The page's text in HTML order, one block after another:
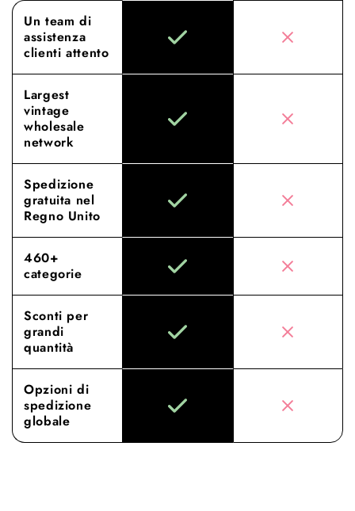
Un team di
assistenza
clienti attento
Largest
vintage
wholesale
network
Spedizione
gratuita nel
Regno Unito
460+
categorie
Sconti per
grandi
quantità
Opzioni di
spedizione
globale